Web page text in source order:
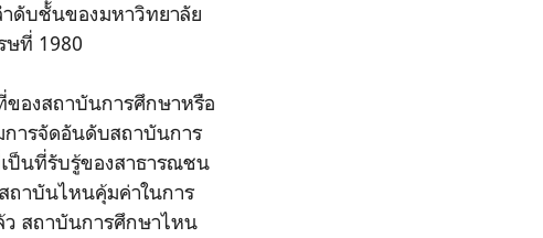
ดับชั้นของมหาวิทยาลัย
ษที่ 1980
องสถาบันการศึกษาหรือ
การจัดอันดับสถาบันการ
ป็นที่รับรู้ของสาธารณชน
ถาบันไหนคุ้มค่าในการ
ว สถาบันการศึกษาไหน